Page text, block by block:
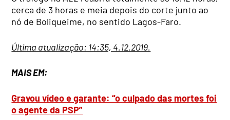
cerca de 3 horas e meia depois do corte junto ao
nó de Boliqueime, no sentido Lagos-Faro.
Última atualização: 14:35, 4.12.2019.
MAIS EM:
Gravou vídeo e garante: “o culpado das mortes foi
o agente da PSP”